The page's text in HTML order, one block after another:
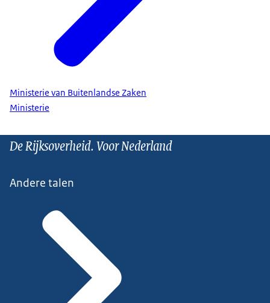
Ministerie van Buitenlandse Zaken
Ministerie
De Rijksoverheid. Voor Nederland
Andere talen